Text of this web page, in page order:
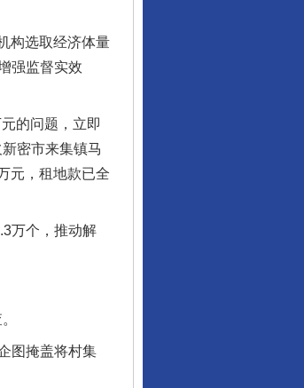
构选取经济体量
强监督实效
的问题，立即
密市来集镇马
元，租地款已全
万个，推动解
图掩盖将村集